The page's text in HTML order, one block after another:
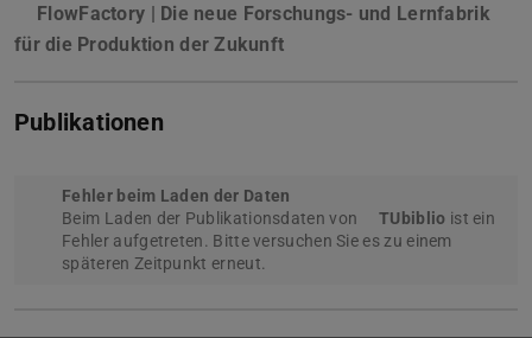
FlowFactory | Die neue Forschungs- und Lernfabrik
für die Produktion der Zukunft
Publikationen
Fehler beim Laden der Daten
Beim Laden der Publikationsdaten von
TUbiblio ist ein
Fehler aufgetreten. Bitte versuchen Sie es zu einem
späteren Zeitpunkt erneut.